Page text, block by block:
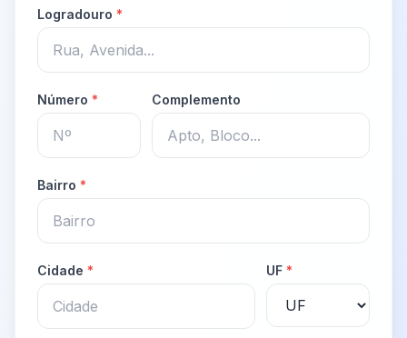
Logradouro *
Número * Complemento
Bairro *
Cidade * UF *